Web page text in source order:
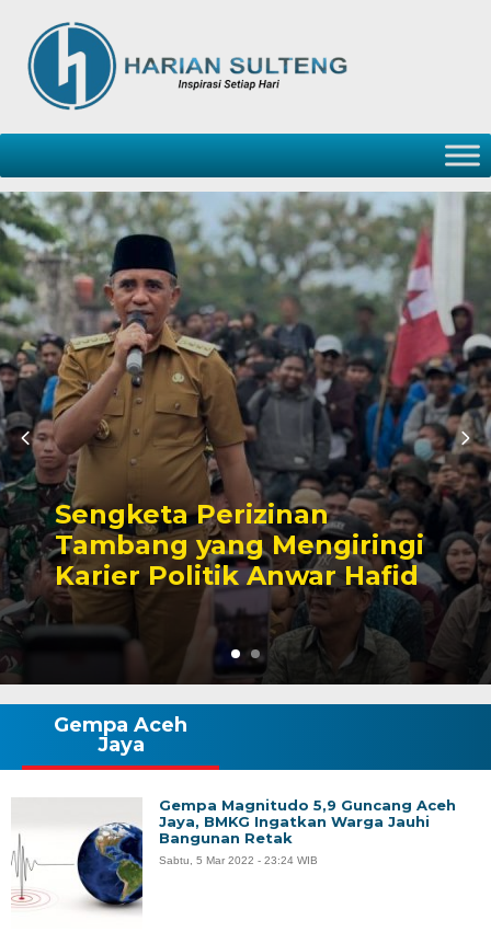
Sengketa Perizinan
Tambang yang Mengiringi
Karier Politik Anwar Hafid
Gempa Aceh
Jaya
Gempa Magnitudo 5,9 Guncang Aceh
Jaya, BMKG Ingatkan Warga Jauhi
Bangunan Retak
Sabtu, 5 Mar 2022 - 23:24 WIB